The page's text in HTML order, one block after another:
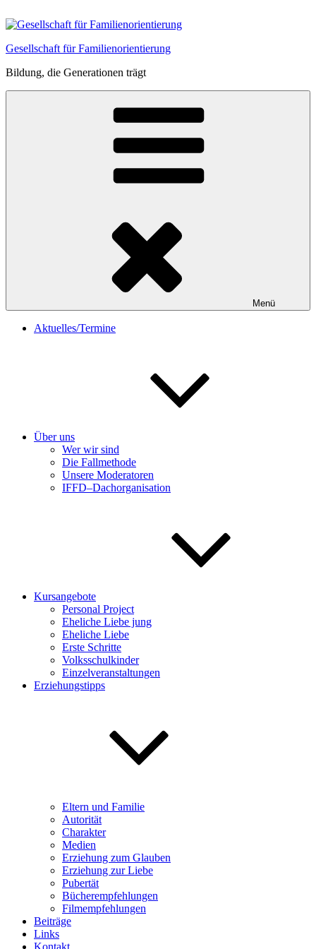
Inhalt
Gesellschaft für Familienorientierung
Bildung, die Generationen trägt
Menü
Aktuelles/Termine
Über uns
Wer wir sind
Die Fallmethode
Unsere Moderatoren
IFFD–Dachorganisation
Kursangebote
Personal Project
Eheliche Liebe jung
Eheliche Liebe
Erste Schritte
Volksschulkinder
Einzelveranstaltungen
Erziehungstipps
Eltern und Familie
Autorität
Charakter
Medien
Erziehung zum Glauben
Erziehung zur Liebe
Pubertät
Bücherempfehlungen
Filmempfehlungen
Beiträge
Links
Kontakt